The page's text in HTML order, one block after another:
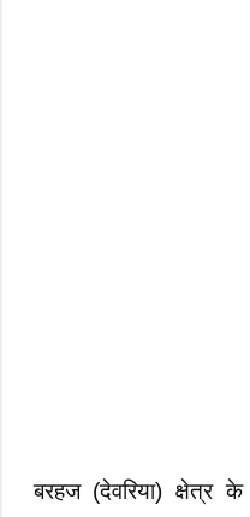
बरहज (देवरिया) क्षेत्र के